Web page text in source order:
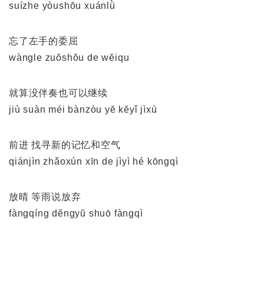
suízhe yòushŏu xuánlǜ
忘了左手的委屈
wàngle zuŏshŏu de wĕiqu
就算没伴奏也可以继续
jiù suàn méi bànzòu yĕ kĕyǐ jìxù
前进 找寻新的记忆和空气
qiánjìn zhǎoxún xīn de jìyì hé kōngqì
放晴 等雨说放弃
fàngqíng dĕngyŭ shuō fàngqì